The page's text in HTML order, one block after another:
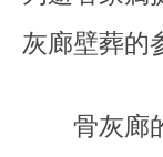
灰廊壁葬的
骨灰廊的